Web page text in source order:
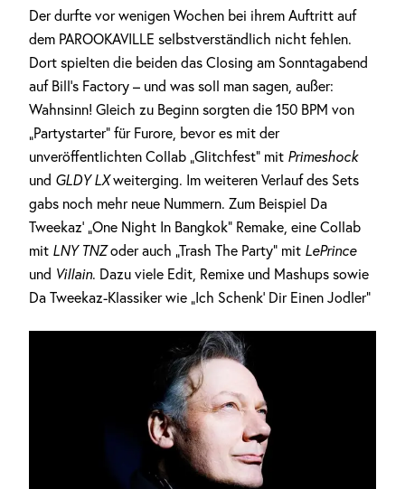
Der durfte vor wenigen Wochen bei ihrem Auftritt auf
dem PAROOKAVILLE selbstverständlich nicht fehlen.
Dort spielten die beiden das Closing am Sonntagabend
auf Bill’s Factory – und was soll man sagen, außer:
Wahnsinn! Gleich zu Beginn sorgten die 150 BPM von
„Partystarter“ für Furore, bevor es mit der
unveröffentlichten Collab „Glitchfest“ mit Primeshock
und GLDY LXweiterging. Im weiteren Verlauf des Sets
gabs noch mehr neue Nummern. Zum Beispiel Da
Tweekaz‘ „One Night In Bangkok“ Remake, eine Collab
mit LNY TNZoder auch „Trash The Party“ mit LePrince
und Villain. Dazu viele Edit, Remixe und Mashups sowie
Da Tweekaz-Klassiker wie „Ich Schenk‘ Dir Einen Jodler“